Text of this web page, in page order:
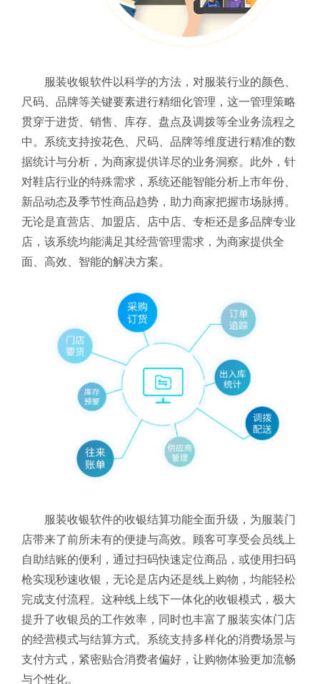
服装收银软件以科学的方法，对服装行业的颜色、
尺码、品牌等关键要素进行精细化管理，这一管理策略
贯穿于进货、销售、库存、盘点及调拨等全业务流程之
中。系统支持按花色、尺码、品牌等维度进行精准的数
据统计与分析，为商家提供详尽的业务洞察。此外，针
对鞋店行业的特殊需求，系统还能智能分析上市年份、
新品动态及季节性商品趋势，助力商家把握市场脉搏。
无论是直营店、加盟店、店中店、专柜还是多品牌专业
店，该系统均能满足其经营管理需求，为商家提供全
面、高效、智能的解决方案。
服装收银软件的收银结算功能全面升级，为服装门
店带来了前所未有的便捷与高效。顾客可享受会员线上
自助结账的便利，通过扫码快速定位商品，或使用扫码
枪实现秒速收银，无论是店内还是线上购物，均能轻松
完成支付流程。这种线上线下一体化的收银模式，极大
提升了收银员的工作效率，同时也丰富了服装实体门店
的经营模式与结算方式。系统支持多样化的消费场景与
支付方式，紧密贴合消费者偏好，让购物体验更加流畅
与个性化。